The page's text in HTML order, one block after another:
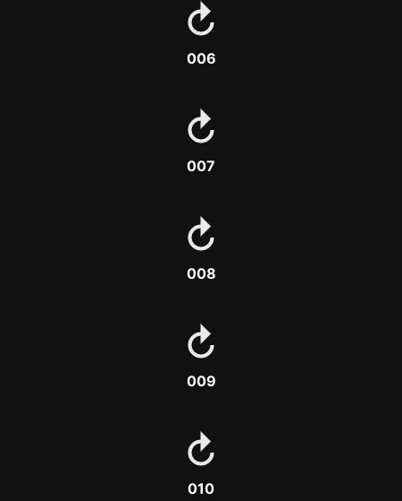
006
007
008
009
010